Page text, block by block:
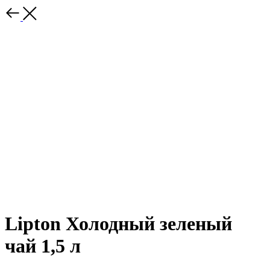
Lipton Холодный зеленый
чай 1,5 л